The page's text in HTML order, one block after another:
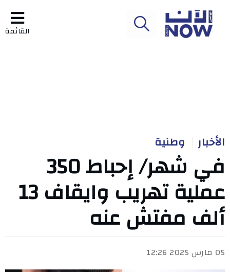
القائمة
الأخبار وطنية
في شهر/ إحباط 350
عملية تهريب وايقاف 13
ألف مفتش عنه
05 مارس 2025 12:26